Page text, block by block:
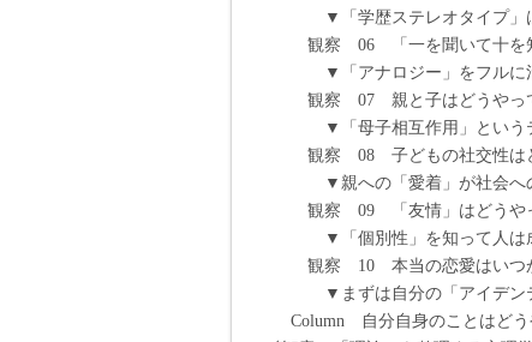
▼「学歴ステレオタイプ」は
観察 06 「一を聞いて十を知
▼「アナロジー」をフルに
観察 07 親と子はどうやっ
▼「母子相互作用」という
観察 08 子どもの社交性はど
▼親への「愛着」が社会へ
観察 09 「友情」はどうや
▼「個別性」を知って人は
観察 10 本当の恋愛はいつ
▼まずは自分の「アイデンテ
Column 自分自身のことはどう